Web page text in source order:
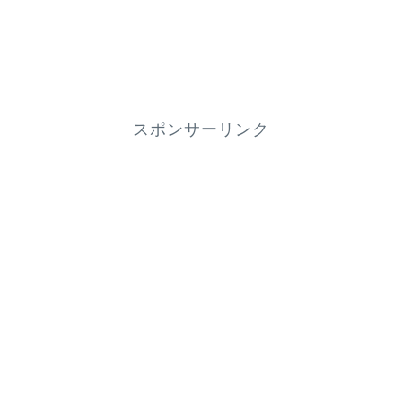
スポンサーリンク